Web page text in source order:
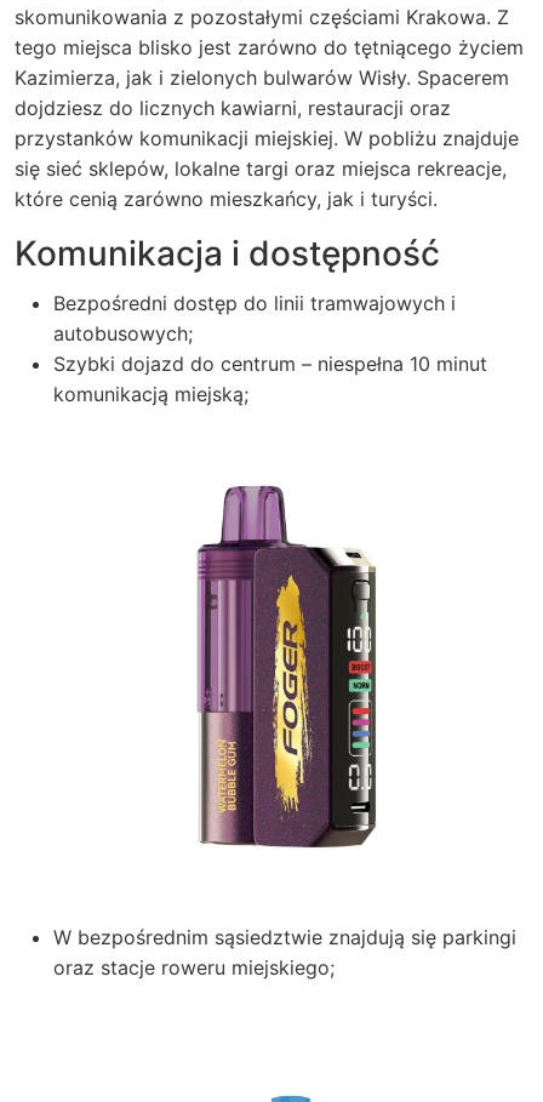
skomunikowania z pozostałymi częściami Krakowa. Z
tego miejsca blisko jest zarówno do tętniącego życiem
Kazimierza, jak i zielonych bulwarów Wisły. Spacerem
dojdziesz do licznych kawiarni, restauracji oraz
przystanków komunikacji miejskiej. W pobliżu znajduje
się sieć sklepów, lokalne targi oraz miejsca rekreacje,
które cenią zarówno mieszkańcy, jak i turyści.
Komunikacja i dostępność
Bezpośredni dostęp do linii tramwajowych i
autobusowych;
Szybki dojazd do centrum – niespełna 10 minut
komunikacją miejską;
W bezpośrednim sąsiedztwie znajdują się parkingi
oraz stacje roweru miejskiego;